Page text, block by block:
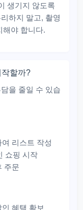
생기지 않도록
하지 말고, 촬영
해야 합니다.
할까?
을 줄일 수 있습
리스트 작성
쇼핑 시작
주문
혜택 확보